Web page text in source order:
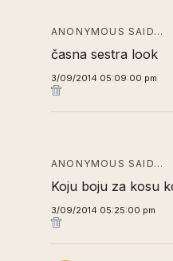
ANONYMOUS SAID…
časna sestra look
3/09/2014 05:09:00 pm
ANONYMOUS SAID…
Koju boju za kosu
3/09/2014 05:25:00 pm